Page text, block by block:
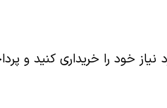
خود را خریداری کنید و